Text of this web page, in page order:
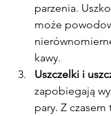
parzenia.
może
kawy.
Uszczelki i
zapobiegają
pary. Z